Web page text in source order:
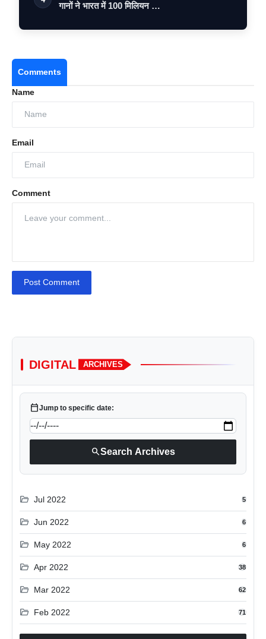
गानों ने भारत में 100 मिलियन …
Comments
Name
Email
Comment
Post Comment
DIGITAL ARCHIVES
calendar_todayJump to specific date:
searchSearch Archives
folder_open Jul 2022 5
folder_open Jun 2022 6
folder_open May 2022 6
folder_open Apr 2022 38
folder_open Mar 2022 62
folder_open Feb 2022 71